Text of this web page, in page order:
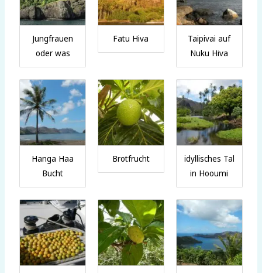
Jungfrauen
oder was
Fatu Hiva
Taipivai auf
Nuku Hiva
Hanga Haa
Bucht
Brotfrucht
idyllisches Tal
in Hooumi